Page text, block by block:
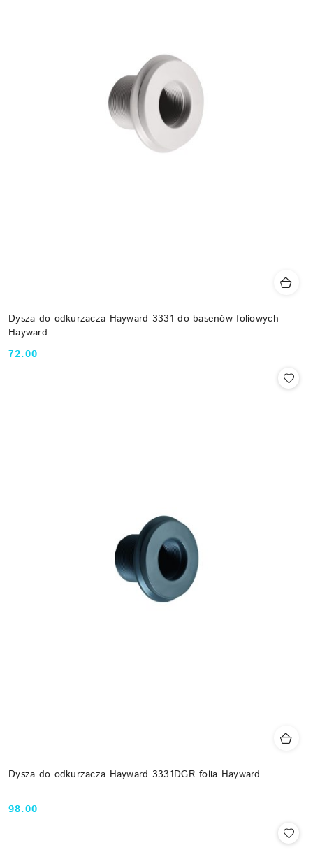
Dysza do odkurzacza Hayward 3331 do basenów foliowych
Hayward
Cena:
72.00
Dysza do odkurzacza Hayward 3331DGR folia Hayward
Cena:
98.00